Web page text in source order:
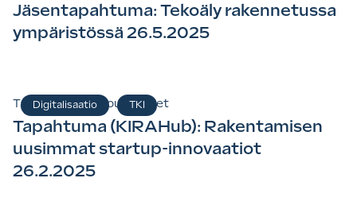
Jäsentapahtuma: Tekoäly rakennetussa
ympäristössä 26.5.2025
Tapahtumat ja koulutukset
Tapahtuma (KIRAHub): Rakentamisen
uusimmat startup-innovaatiot
26.2.2025
Digitalisaatio TKI